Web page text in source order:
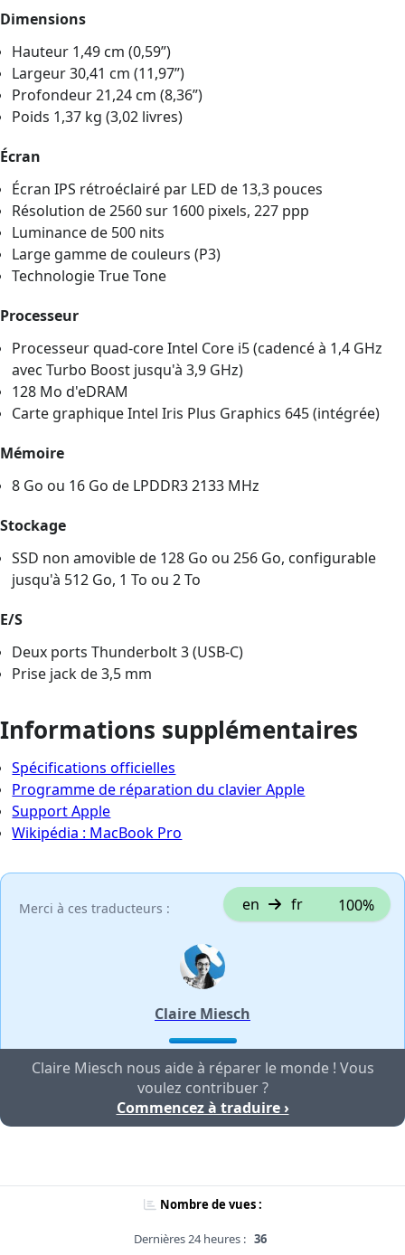
Dimensions
Hauteur 1,49 cm (0,59”)
Largeur 30,41 cm (11,97”)
Profondeur 21,24 cm (8,36”)
Poids 1,37 kg (3,02 livres)
Écran
Écran IPS rétroéclairé par LED de 13,3 pouces
Résolution de 2560 sur 1600 pixels, 227 ppp
Luminance de 500 nits
Large gamme de couleurs (P3)
Technologie True Tone
Processeur
Processeur quad-core Intel Core i5 (cadencé à 1,4 GHz
avec Turbo Boost jusqu'à 3,9 GHz)
128 Mo d'eDRAM
Carte graphique Intel Iris Plus Graphics 645 (intégrée)
Mémoire
8 Go ou 16 Go de LPDDR3 2133 MHz
Stockage
SSD non amovible de 128 Go ou 256 Go, configurable
jusqu'à 512 Go, 1 To ou 2 To
E/S
Deux ports Thunderbolt 3 (USB-C)
Prise jack de 3,5 mm
Informations supplémentaires
Spécifications officielles
Programme de réparation du clavier Apple
Support Apple
Wikipédia : MacBook Pro
Merci à ces traducteurs : en fr 100%
Claire Miesch
Claire Miesch nous aide à réparer le monde ! Vous
voulez contribuer ?
Commencez à traduire ›
Nombre de vues :
Dernières 24 heures : 36